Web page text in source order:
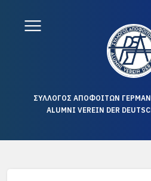
ΣΥΛΛΟΓΟΣ ΑΠΟΦΟΙΤΩΝ
ALUMNI VEREIN DER